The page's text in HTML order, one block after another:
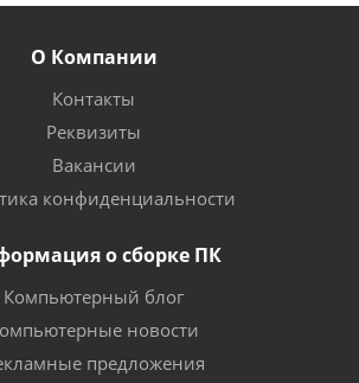
О Компании
Контакты
Реквизиты
Вакансии
конфиденциальности
о сборке ПК
Компьютерный блог
новости
предложения